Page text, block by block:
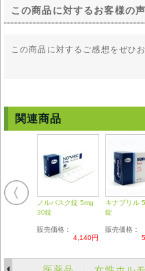
本剤のご使用にあたりましては、
使用をお願い致します。
飲み始めに、急激に降圧作用があ
が出やすくなります。
空咳から肺炎を併発される方はご
腎臓疾患のある方は、一時的に
害、発疹、かゆみなど皮膚障害が
注意事項
以下に該当される方は、原則服用
妊娠中の方、血管浮腫を起こし
レン(ラジレス)を服用されている
る方、血液透析を受けている方。
減塩療法中、高齢者、腎臓疾患や
鎮痛剤との併用により降圧効果が
この商品に対するお客様の声
この商品に対するご感想をぜひ
関連商品
ノルバスク錠 5mg
30錠
販売価格：
4,140円
キナプリル
錠
販売価格：